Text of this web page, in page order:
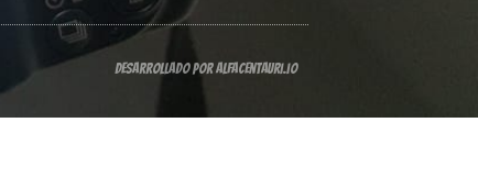
Desarrollado por alfacentauri.io